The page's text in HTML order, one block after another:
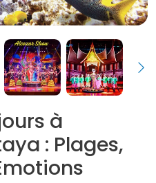
à
: Plages,